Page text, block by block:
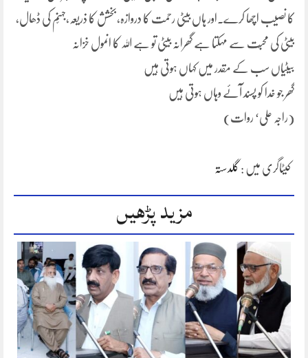
کا نصیب اچھا کرے۔اور ہاں بیٹی رحمت کا دروازہ،بخشش کا ذریعہ،جہنّم کی ڈھال،
بیٹی کی محبّت سے مہکتا ہے گھرانہ بیٹی تو ہے اللہ کا انمول خزانہ
بیٹیاں سب کے مقدر میں کہاں ہوتی ہیں
گھر جو خدا کو پسند آئے وہاں ہوتی ہیں
(راجہ علی‘ روات)
کیٹاگری میں : گلدستہ
مزید پڑھیں